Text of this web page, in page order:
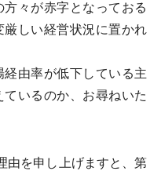
々が赤字となっておる
しい経営状況に置かれ
由率が低下している主
いるのか、お尋ねいた
を申し上げますと、第